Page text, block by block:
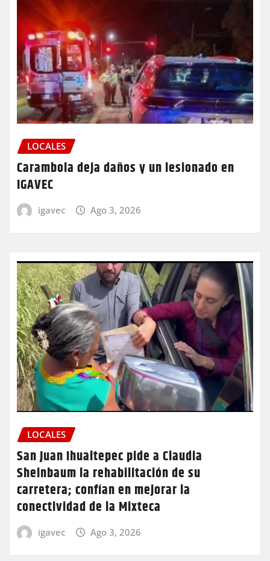
LOCALES
Carambola deja daños y un lesionado en
IGAVEC
igavec Ago 3, 2026
LOCALES
San Juan Ihualtepec pide a Claudia
Sheinbaum la rehabilitación de su
carretera; confían en mejorar la
conectividad de la Mixteca
igavec Ago 3, 2026